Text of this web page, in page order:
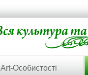
Art-Особистості